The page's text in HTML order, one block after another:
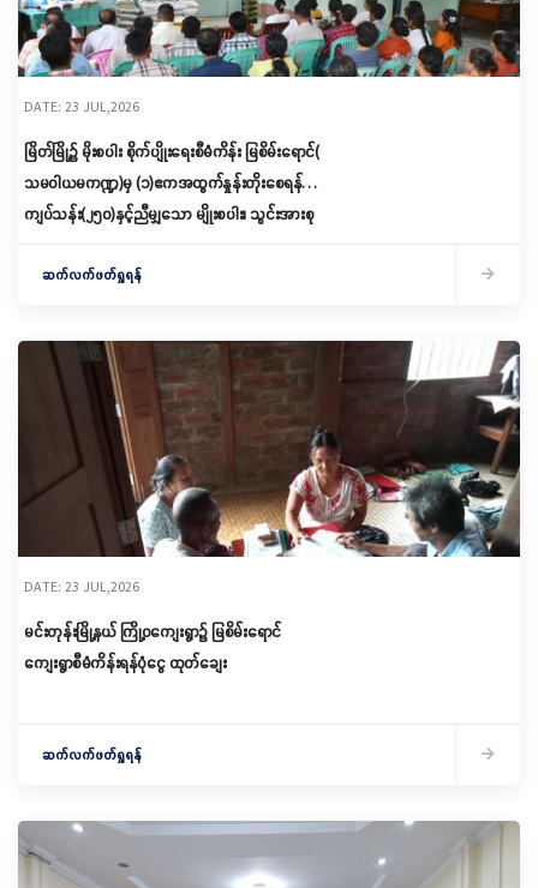
DATE: 23 JUL,2026
မြိတ်မြို့၌ မိုးစပါး စိုက်ပျိုးရေးစီမံကိန်း မြစိမ်းရောင်(
သမဝါယမကဏ္ဍ)မှ (၁)ဧကအထွက်နှုန်းတိုးစေရန်
ကျပ်သန်း(၂၅၀)နှင့်ညီမျှသော မျိုးစပါး၊ သွင်းအားစု
ဆက်လက်ဖတ်ရှုရန်
DATE: 23 JUL,2026
မင်းတုန်းမြို့နယ် ကြို့ဝကျေးရွာ၌ မြစိမ်းရောင်
ကျေးရွာစီမံကိန်းရန်ပုံငွေ ထုတ်ချေး
ဆက်လက်ဖတ်ရှုရန်